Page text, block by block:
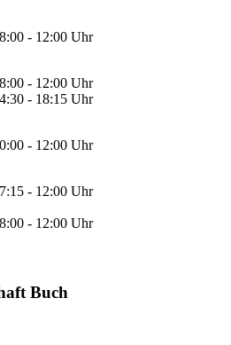
- 12:00 Uhr
- 12:00 Uhr
- 18:15 Uhr
- 12:00 Uhr
- 12:00 Uhr
- 12:00 Uhr
Buch